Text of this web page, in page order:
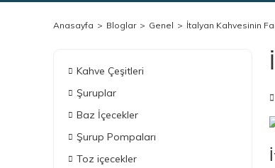
Anasayfa Bloglar Genel İtalyan Kahvesinin
Kahve Çeşitleri
Şuruplar
Baz İçecekler
Şurup Pompaları
Toz içecekler